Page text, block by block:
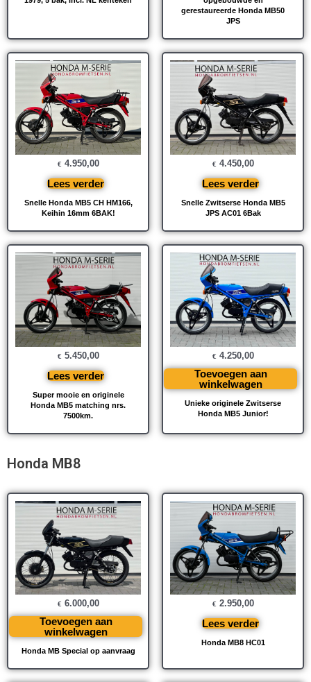
gerestaureerde Honda MB50
JPS
Snelle Honda MB5 CH HM166,
Keihin 16mm 6BAK!
€ 4.950,00
Lees verder
Snelle Zwitserse Honda MB5
JPS AC01 6Bak
€ 4.450,00
Lees verder
Super mooie en originele
Honda MB5 matching nrs.
7500km.
€ 5.450,00
Lees verder
Unieke originele Zwitserse
Honda MB5 Junior!
€ 4.250,00
Toevoegen aan
winkelwagen
Honda MB8
Honda MB Special op aanvraag
€ 6.000,00
Toevoegen aan
winkelwagen
Honda MB8 HC01
€ 2.950,00
Lees verder